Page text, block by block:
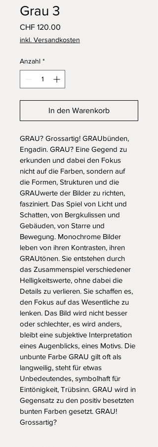
Grau 3
CHF 120.00
inkl. Versandkosten
Anzahl *
In den Warenkorb
GRAU? Grossartig! GRAUbünden,
Engadin. GRAU? Eine Gegend zu
erkunden und dabei den Fokus
nicht auf die Farben, sondern auf
die Formen, Strukturen und die
GRAUwerte der Bilder zu richten,
fasziniert. Das Spiel von Licht und
Schatten, von Bergkulissen und
Gebäuden, von Starre und
Bewegung. Monochrome Bilder
leben von ihren Kontrasten, ihren
GRAUtönen. Sie entstehen durch
das Zusammenspiel verschiedener
Helligkeitswerte, ohne dabei die
Details zu verlieren. Sie schaffen es,
den Fokus auf das Wesentliche zu
lenken. Das Bild wird nicht besser
oder schlechter, es wird anders,
bleibt eine subjektive Interpretation
eines Augenblicks, eines Motivs. Die
unbunte Farbe GRAU gilt oft als
langweilig, steht für etwas
Unbedeutendes, symbolhaft für
Eintönigkeit, Trübsinn. GRAU wird in
Gegensatz zu den positiv besetzten
bunten Farben gesetzt. GRAU!
Grossartig?